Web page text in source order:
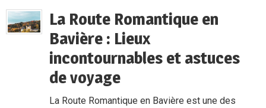
La Route Romantique en
Bavière : Lieux
incontournables et astuces
de voyage
La Route Romantique en Bavière est une des